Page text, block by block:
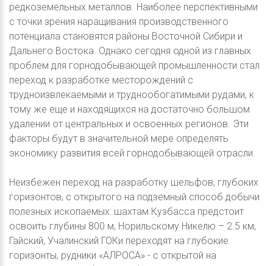
редкоземельных металлов. Наиболее перспективными
с точки зрения наращивания производственного
потенциала становятся районы Восточной Сибири и
Дальнего Востока. Однако сегодня одной из главных
проблем для горнодобывающей промышленности стал
переход к разработке месторождений с
трудноизвлекаемыми и труднообогатимыми рудами, к
тому же еще и находящихся на достаточно большом
удалении от центральных и освоенных регионов. Эти
факторы будут в значительной мере определять
экономику развития всей горнодобывающей отрасли.
Неизбежен переход на разработку шельфов, глубоких
горизонтов, с открытого на подземный способ добычи
полезных ископаемых: шахтам Кузбасса предстоит
освоить глубины 800 м, Норильскому Никелю – 2.5 км,
Гайский, Учалинский ГОКи переходят на глубокие
горизонты, рудники «АЛРОСА» - с открытой на